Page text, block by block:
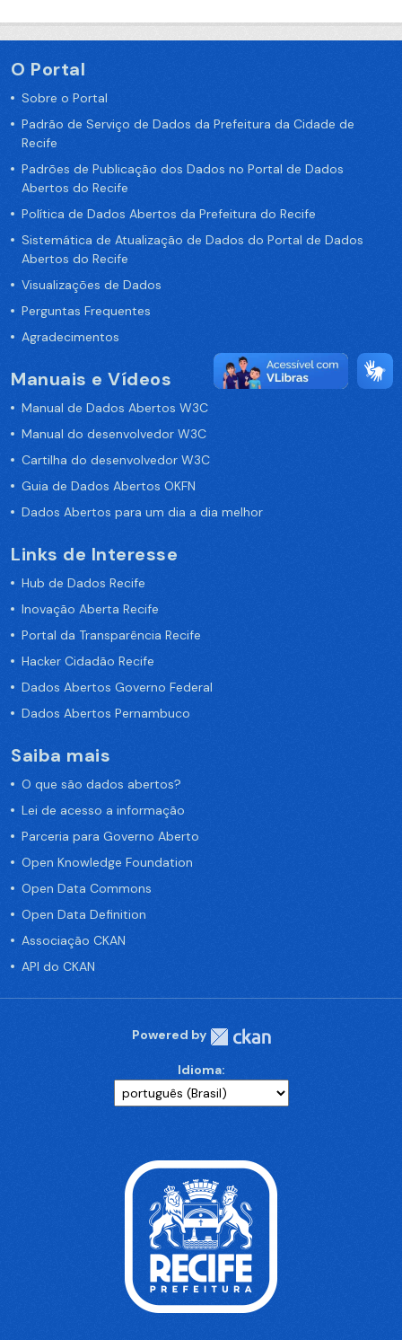
O Portal
Sobre o Portal
Padrão de Serviço de Dados da Prefeitura da Cidade de
Recife
Padrões de Publicação dos Dados no Portal de Dados
Abertos do Recife
Política de Dados Abertos da Prefeitura do Recife
Sistemática de Atualização de Dados do Portal de Dados
Abertos do Recife
Visualizações de Dados
Perguntas Frequentes
Agradecimentos
Manuais e Vídeos
Manual de Dados Abertos W3C
Manual do desenvolvedor W3C
Cartilha do desenvolvedor W3C
Guia de Dados Abertos OKFN
Dados Abertos para um dia a dia melhor
Links de Interesse
Hub de Dados Recife
Inovação Aberta Recife
Portal da Transparência Recife
Hacker Cidadão Recife
Dados Abertos Governo Federal
Dados Abertos Pernambuco
Saiba mais
O que são dados abertos?
Lei de acesso a informação
Parceria para Governo Aberto
Open Knowledge Foundation
Open Data Commons
Open Data Definition
Associação CKAN
API do CKAN
Powered by
Idioma